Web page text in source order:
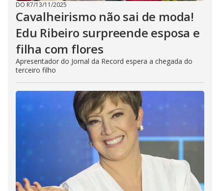
DO R7/13/11/2025
Cavalheirismo não sai de moda!
Edu Ribeiro surpreende esposa e
filha com flores
Apresentador do Jornal da Record espera a chegada do
terceiro filho